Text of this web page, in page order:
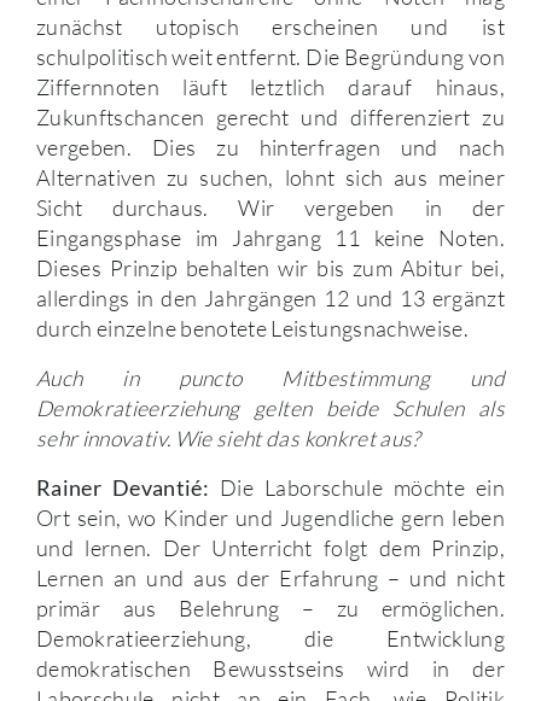
zunächst utopisch erscheinen und ist
schulpolitisch weit entfernt. Die Begründung von
Ziffernnoten läuft letztlich darauf hinaus,
Zukunftschancen gerecht und differenziert zu
vergeben. Dies zu hinterfragen und nach
Alternativen zu suchen, lohnt sich aus meiner
Sicht durchaus. Wir vergeben in der
Eingangsphase im Jahrgang 11 keine Noten.
Dieses Prinzip behalten wir bis zum Abitur bei,
allerdings in den Jahrgängen 12 und 13 ergänzt
durch einzelne benotete Leistungsnachweise.
Auch in puncto Mitbestimmung und
Demokratieerziehung gelten beide Schulen als
sehr innovativ. Wie sieht das konkret aus?
Rainer Devantié: Die Laborschule möchte ein
Ort sein, wo Kinder und Jugendliche gern leben
und lernen. Der Unterricht folgt dem Prinzip,
Lernen an und aus der Erfahrung – und nicht
primär aus Belehrung – zu ermöglichen.
Demokratieerziehung, die Entwicklung
demokratischen Bewusstseins wird in der